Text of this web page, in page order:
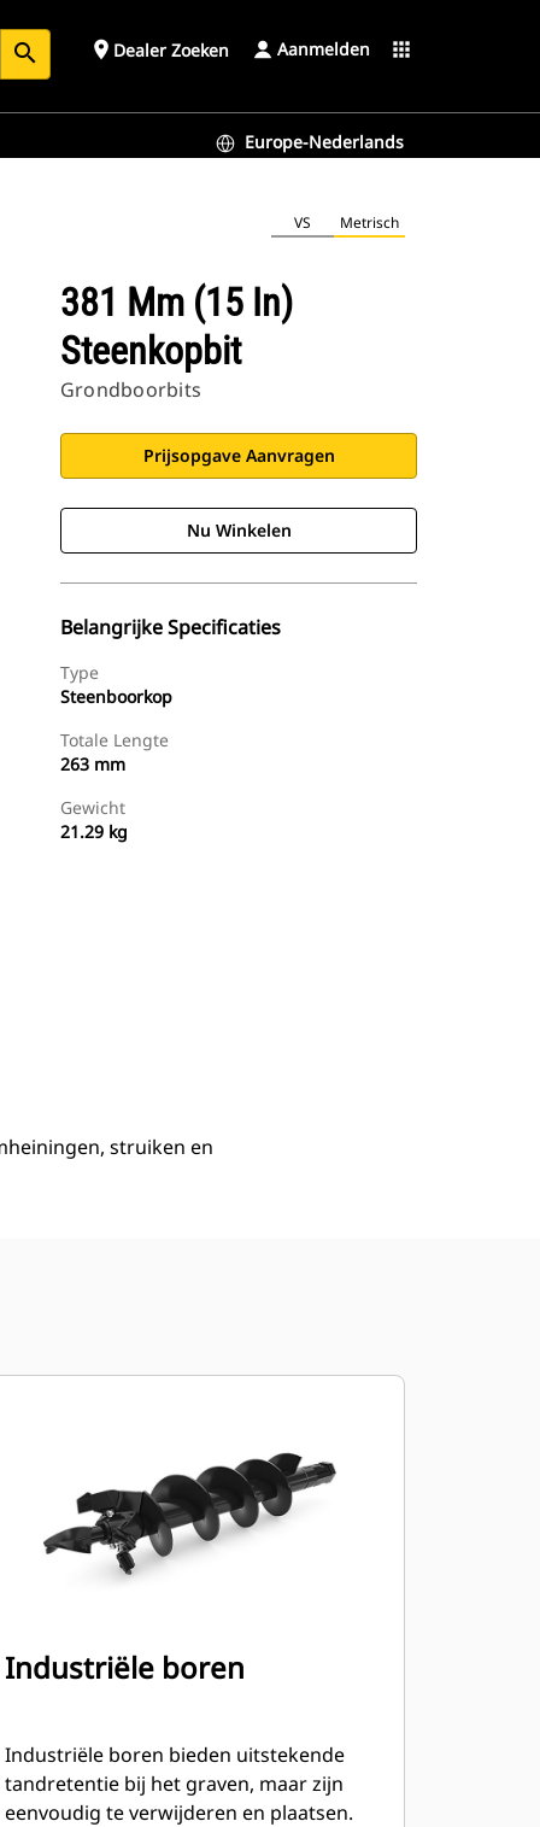
search place Dealer Zoeken Aanmelden apps
Europe-Nederlands
VS Metrisch
381 Mm (15 In)
Steenkopbit
Grondboorbits
Prijsopgave Aanvragen
Nu Winkelen
Belangrijke Specificaties
Type
Steenboorkop
Totale Lengte
263 mm
Gewicht
21.29 kg
struiken en
Industriële boren
Industriële boren bieden uitstekende
tandretentie bij het graven, maar zijn
eenvoudig te verwijderen en plaatsen.